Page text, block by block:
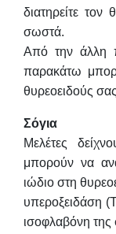
διατηρείτε τον
σωστά.
Από την άλλη
παρακάτω
θυρεοειδούς
Σόγια
Μελέτες
μπορούν να
ιώδιο στη
υπεροξειδάση
ισοφλαβόνη της